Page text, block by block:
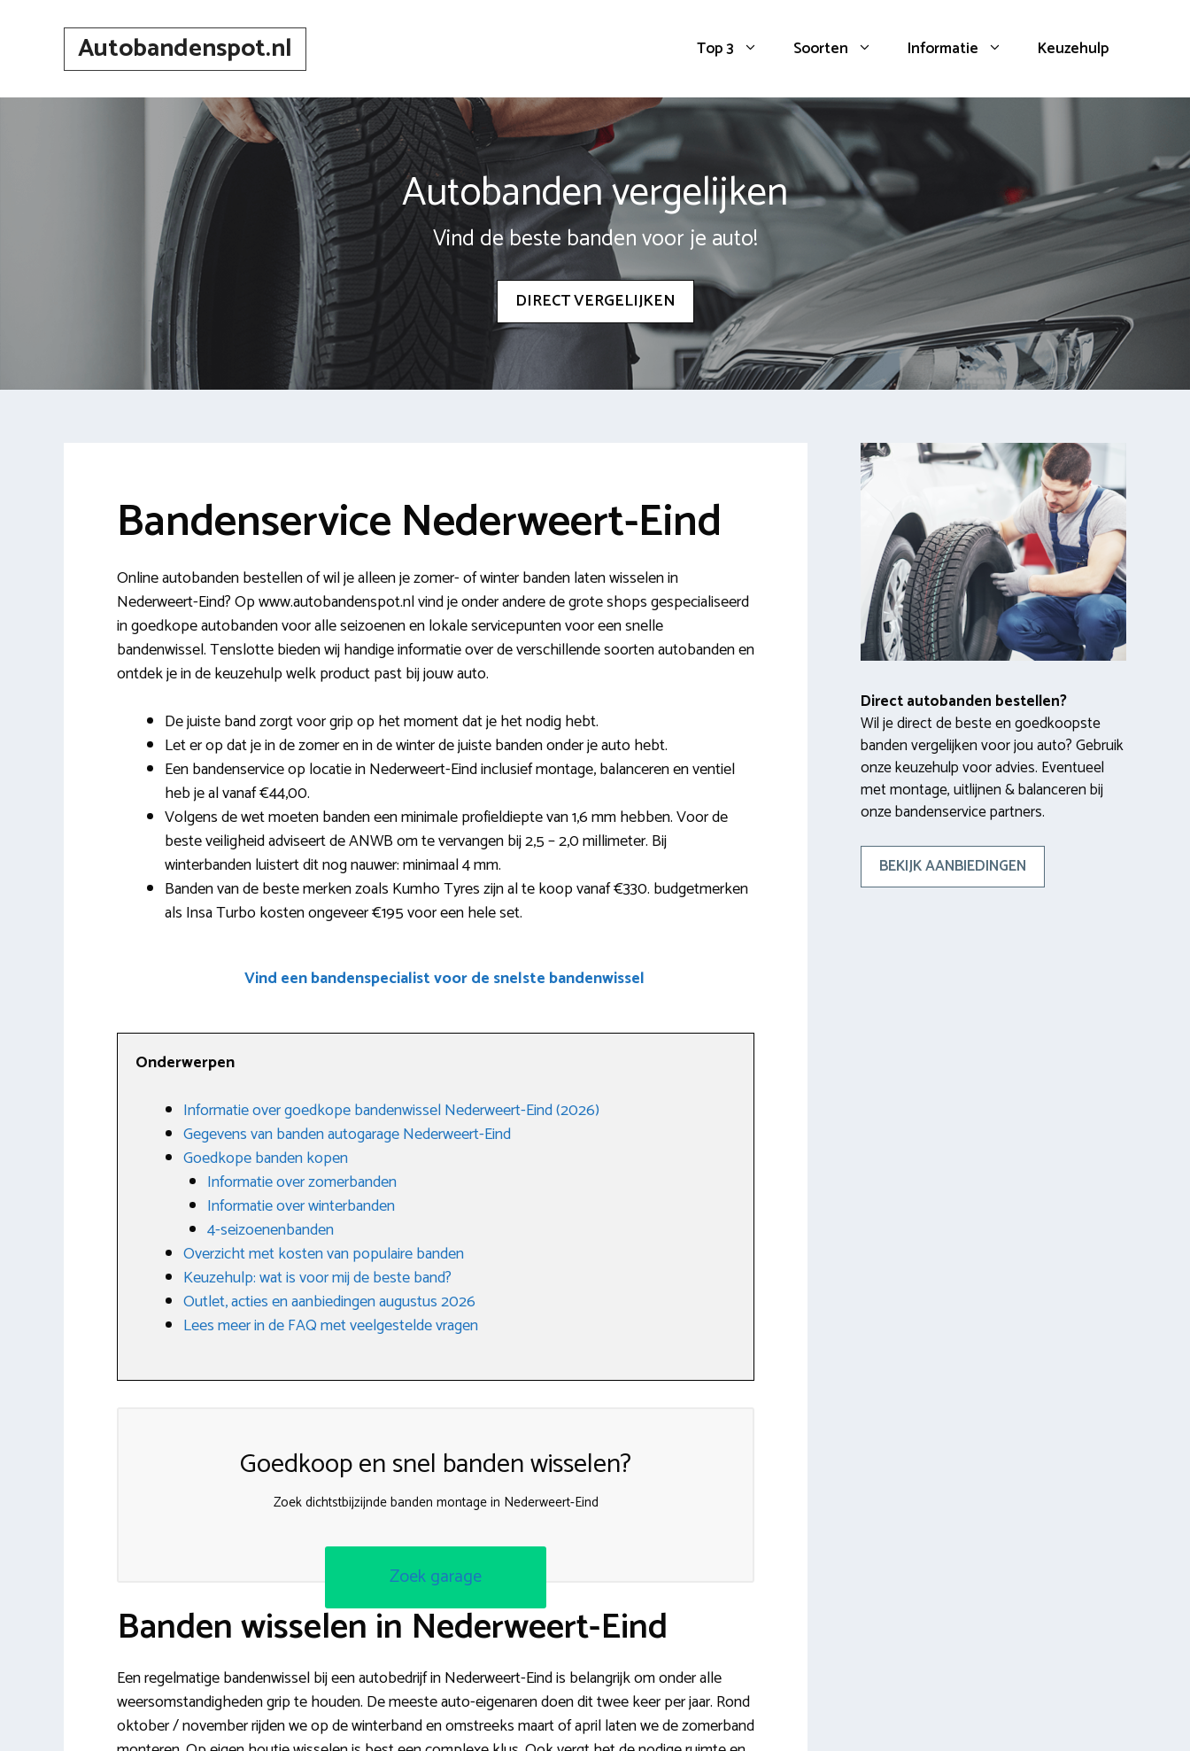
Autobandenspot.nl Top 3 Soorten Informatie Keuzehulp
Autobanden vergelijken
Vind de beste banden voor je auto!
DIRECT VERGELIJKEN
Bandenservice Nederweert-Eind
Online autobanden bestellen of wil je alleen je zomer- of winter banden laten wisselen in
Nederweert-Eind? Op www.autobandenspot.nl vind je onder andere de grote shops gespecialiseerd
in goedkope autobanden voor alle seizoenen en lokale servicepunten voor een snelle
bandenwissel. Tenslotte bieden wij handige informatie over de verschillende soorten autobanden en
ontdek je in de keuzehulp welk product past bij jouw auto.
De juiste band zorgt voor grip op het moment dat je het nodig hebt.
Let er op dat je in de zomer en in de winter de juiste banden onder je auto hebt.
Een bandenservice op locatie in Nederweert-Eind inclusief montage, balanceren en ventiel
heb je al vanaf €44,00.
Volgens de wet moeten banden een minimale profieldiepte van 1,6 mm hebben. Voor de
beste veiligheid adviseert de ANWB om te vervangen bij 2,5 – 2,0 millimeter. Bij
winterbanden luistert dit nog nauwer: minimaal 4 mm.
Banden van de beste merken zoals Kumho Tyres zijn al te koop vanaf €330. budgetmerken
als Insa Turbo kosten ongeveer €195 voor een hele set.
Vind een bandenspecialist voor de snelste bandenwissel
Onderwerpen
Informatie over goedkope bandenwissel Nederweert-Eind (2026)
Gegevens van banden autogarage Nederweert-Eind
Goedkope banden kopen
Informatie over zomerbanden
Informatie over winterbanden
4-seizoenenbanden
Overzicht met kosten van populaire banden
Keuzehulp: wat is voor mij de beste band?
Outlet, acties en aanbiedingen augustus 2026
Lees meer in de FAQ met veelgestelde vragen
Goedkoop en snel banden wisselen?
Zoek dichtstbijzijnde banden montage in Nederweert-Eind
Zoek garage
Banden wisselen in Nederweert-Eind
Een regelmatige bandenwissel bij een autobedrijf in Nederweert-Eind is belangrijk om onder alle
weersomstandigheden grip te houden. De meeste auto-eigenaren doen dit twee keer per jaar. Rond
oktober / november rijden we op de winterband en omstreeks maart of april laten we de zomerband
Direct autobanden bestellen?
Wil je direct de beste en goedkoopste
banden vergelijken voor jou auto? Gebruik
onze keuzehulp voor advies. Eventueel
met montage, uitlijnen & balanceren bij
onze bandenservice partners.
BEKIJK AANBIEDINGEN